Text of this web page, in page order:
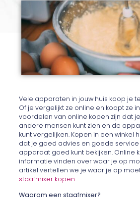
Vele apparaten in jouw huis koop je
Of je vergelijkt ze online en koopt ze
voordelen van online kopen zijn dat
andere mensen kunt zien en de
kunt vergelijken. Kopen in een winkel
dat je goed advies en goede service
apparaat goed kunt bekijken. Online
informatie vinden over waar je op
artikel vertellen we je waar je op
staafmixer kopen.
Waarom een staafmixer?